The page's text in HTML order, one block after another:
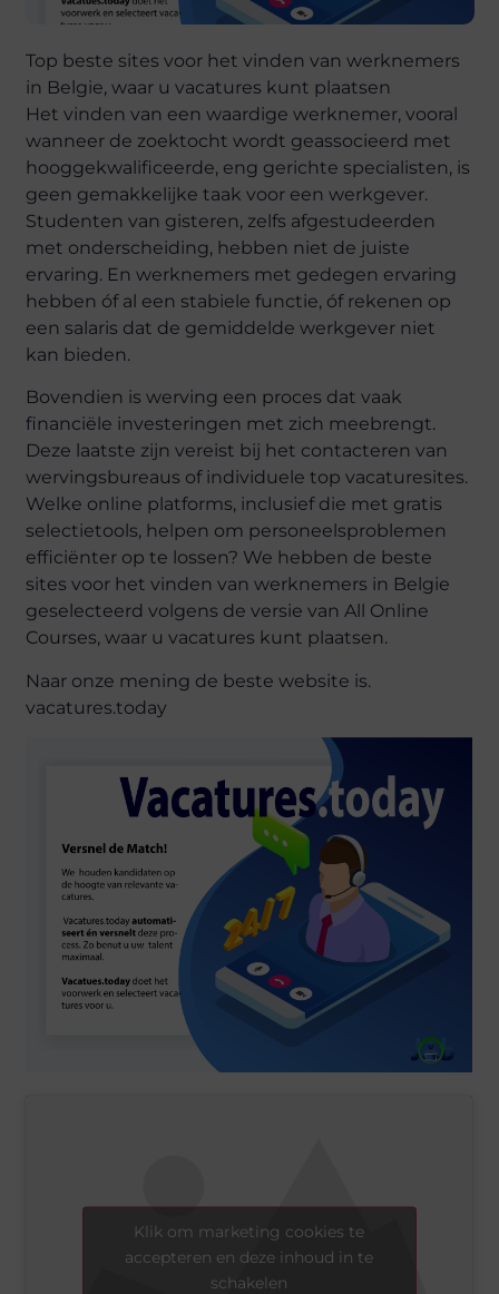
Top beste sites voor het vinden van werknemers
in Belgie, waar u vacatures kunt plaatsen
Het vinden van een waardige werknemer, vooral
wanneer de zoektocht wordt geassocieerd met
hooggekwalificeerde, eng gerichte specialisten, is
geen gemakkelijke taak voor een werkgever.
Studenten van gisteren, zelfs afgestudeerden
met onderscheiding, hebben niet de juiste
ervaring. En werknemers met gedegen ervaring
hebben óf al een stabiele functie, óf rekenen op
een salaris dat de gemiddelde werkgever niet
kan bieden.
Bovendien is werving een proces dat vaak
financiële investeringen met zich meebrengt.
Deze laatste zijn vereist bij het contacteren van
wervingsbureaus of individuele top vacaturesites.
Welke online platforms, inclusief die met gratis
selectietools, helpen om personeelsproblemen
efficiënter op te lossen? We hebben de beste
sites voor het vinden van werknemers in Belgie
geselecteerd volgens de versie van All Online
Courses, waar u vacatures kunt plaatsen.
Naar onze mening de beste website is.
vacatures.today
Klik om marketing cookies te
accepteren en deze inhoud in te
schakelen